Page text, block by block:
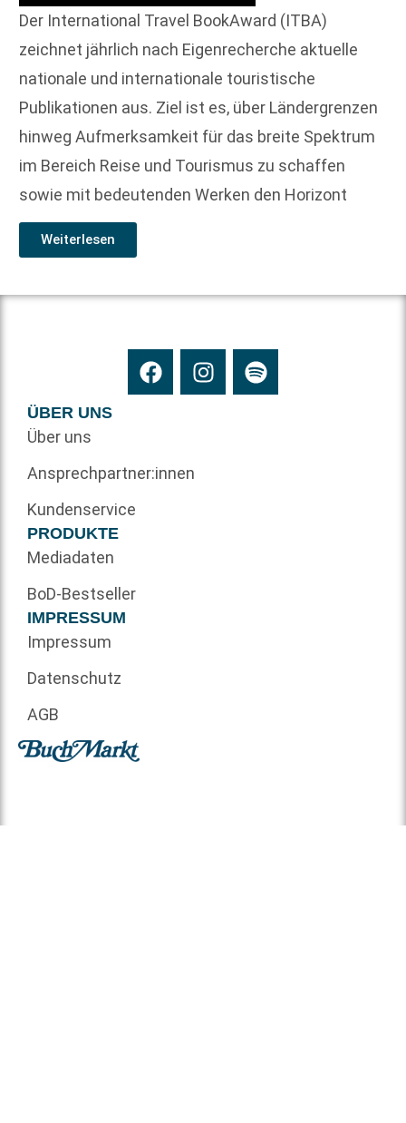
Der International Travel BookAward (ITBA)
zeichnet jährlich nach Eigenrecherche aktuelle
nationale und internationale touristische
Publikationen aus. Ziel ist es, über Ländergrenzen
hinweg Aufmerksamkeit für das breite Spektrum
im Bereich Reise und Tourismus zu schaffen
sowie mit bedeutenden Werken den Horizont
Weiterlesen
ÜBER UNS
Über uns
Ansprechpartner:innen
Kundenservice
PRODUKTE
Mediadaten
BoD-Bestseller
IMPRESSUM
Impressum
Datenschutz
AGB